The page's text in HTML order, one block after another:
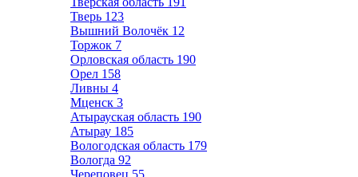
Тверь 123
Вышний Волочёк 12
Торжок 7
Орловская область 190
Орел 158
Ливны 4
Мценск 3
Атырауская область 190
Атырау 185
Вологодская область 179
Вологда 92
Череповец 55